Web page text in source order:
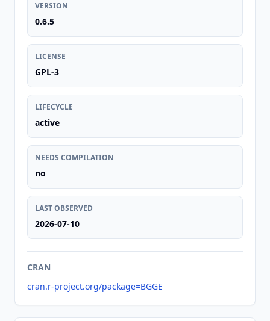
VERSION
0.6.5
LICENSE
GPL-3
LIFECYCLE
active
NEEDS COMPILATION
no
LAST OBSERVED
2026-07-10
CRAN
cran.r-project.org/package=BGGE